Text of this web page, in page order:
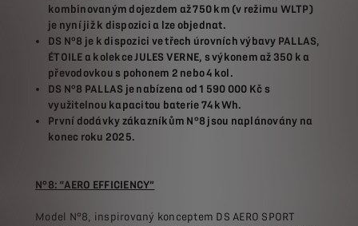
kombinovaným dojezdem až 750 km (v režimu WLTP)
je nyní již k dispozici a lze objednat.
DS N°8 je k dispozici ve třech úrovních výbavy PALLAS,
ÉTOILE a kolekce JULES VERNE, s výkonem až 350 k a
převodovkou s pohonem 2 nebo 4 kol.
DS N°8 PALLAS je nabízena od 1 590 000 Kč s
využitelnou kapacitou baterie 74 kWh.
První dodávky zákazníkům N°8 jsou naplánovány na
konec roku 2025.
N°8: “AERO EFFICIENCY”
Model N°8, inspirovaný konceptem DS AERO SPORT